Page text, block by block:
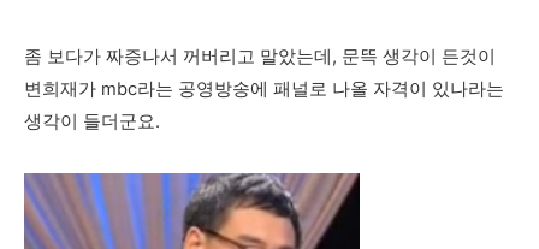
좀 보다가 짜증나서 꺼버리고 말았는데, 문뜩 생각이 든것이
변희재가 mbc라는 공영방송에 패널로 나올 자격이 있나라는
생각이 들더군요.